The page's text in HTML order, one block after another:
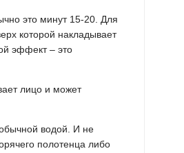
это минут 15-20. Для
которой накладывает
эффект – это
лицо и может
водой. И не
полотенца либо